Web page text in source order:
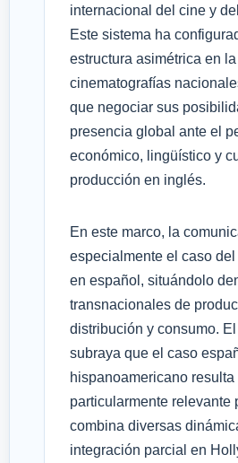
internacional del cine y
Este sistema ha
estructura asimétrica en
cinematografías
que negociar sus
presencia global ante el
económico, lingüístico y
producción en inglés.
En este marco, la
especialmente el caso del
en español, situándolo
transnacionales de
distribución y consumo.
subraya que el caso
hispanoamericano resulta
particularmente relevante
combina diversas
integración parcial en